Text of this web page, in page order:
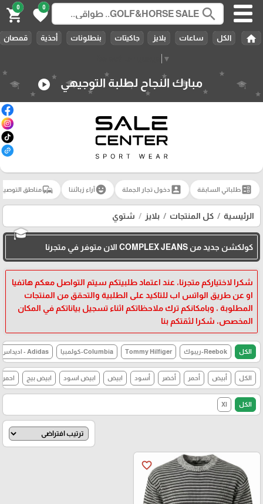
▼
search
0
favorite
0
shopping_cart
home الكل ساعات بلايز جاكيتات بنطلونات أحذية قمصان
مبارك النجاح لطلبة التوجيهي play_circle
ballotطلباتي السابقة account_box دخول تجار الجملة emoji_emotionsآراء زبائننا commuteمناطق
الرئيسية كل المنتجات بلايز شتوي
كولكشن جديد من COMPLEX JEANS الان متوفر في متجرنا
شكرا لاختياركم متجرنا، عند اعتماد طلبيتكم سيتم التواصل معكم هاتفيا
او عن طريق الواتس اب للتاكيد على الطلبية والتحقق من المنتجات
المطلوبة ، وبامكانكم ترك ملاحظاتكم اثناء تسجيل بياناتكم في المكان
المخصص، شكرا لثقتكم بنا
الكل Reebok-ريبوك Tommy Hilfiger Columbia-كولمبيا Adidas - اديداس
الكل أبيض أحمر أخضر أسود ابيض ابيض اسود ابيض بيج احمر
الكل Xl
favorite_border